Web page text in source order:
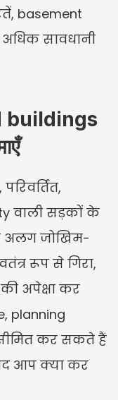
basement
सावधानी
buildings
वाली सड़कों के
अलग जोखिम-
रूप से गिरा,
अपेक्षा कर
planning
कर सकते हैं
आप क्या कर